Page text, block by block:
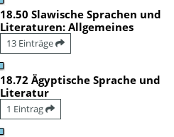
18.50 Slawische Sprachen und
Literaturen: Allgemeines
13 Einträge
18.72 Ägyptische Sprache und
Literatur
1 Eintrag